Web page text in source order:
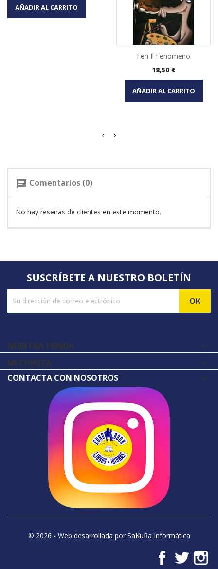
AÑADIR AL CARRITO
Fen Il Fenomeno
Precio
18,50 €
AÑADIR AL CARRITO
chat Comentarios (0)
No hay reseñas de clientes en este momento.
SUSCRÍBETE A NUESTRO BOLETÍN
NUESTRA TIENDA 
MI CUENTA 
CONTACTA CON NOSOTROS
© 2026 - Web desarrollada por SaKuRa Informática